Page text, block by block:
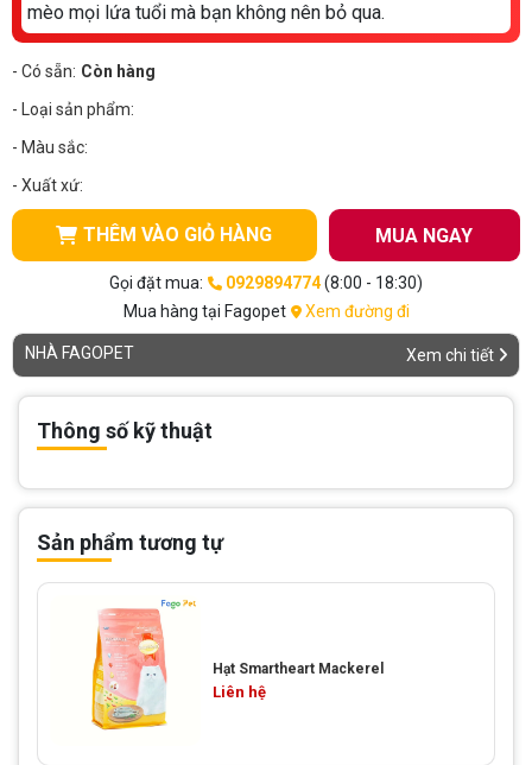
Chính sách bảo hành Chính sách bảo mật
TỔNG ĐÀI TƯ VẤN
0929894774
mèo mọi lứa tuổi mà bạn không nên bỏ qua.
- Có sẵn: Còn hàng
- Loại sản phẩm:
- Màu sắc:
- Xuất xứ:
THÊM VÀO GIỎ HÀNG MUA NGAY
Gọi đặt mua: 0929894774(8:00 - 18:30)
Mua hàng tại Fagopet
Xem đường đi
NHÀ FAGOPET Xem chi tiết
Thông số kỹ thuật
Sản phẩm tương tự
Hạt Smartheart Mackerel
Liên hệ